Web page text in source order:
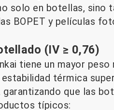
solo en botellas, sino
BOPET y películas
(IV ≥ 0,76)
tiene un mayor
térmica
que las
típicos: